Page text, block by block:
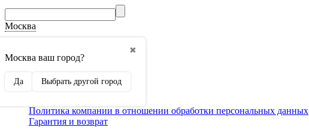
Москва
✖
Москва ваш город?
Да Выбрать другой город
Способы оплаты
Монтаж кондиционеров
Для партнеров
Политика компании в отношении обработки персональных данных
Гарантия и возврат